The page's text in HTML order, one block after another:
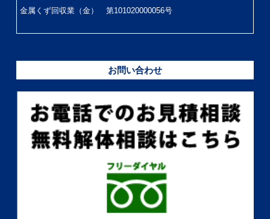
金属くず回収業（金） 第101020000056号
お問い合わせ